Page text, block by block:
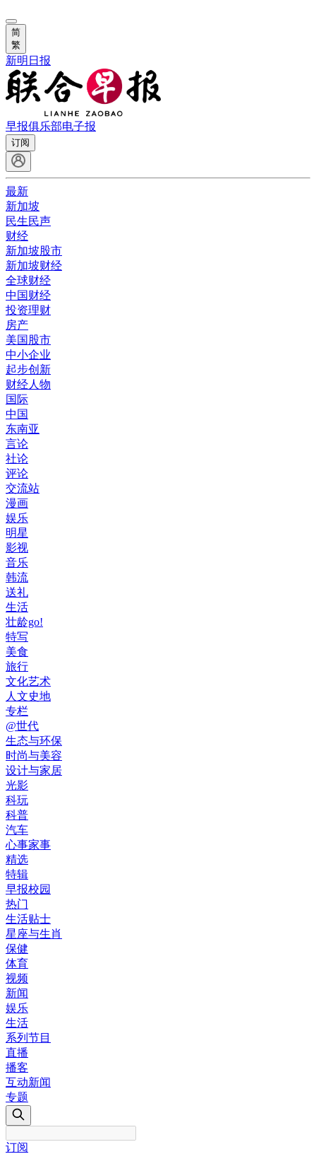
简
繁
新明日报
早报俱乐部电子报
订阅
最新
新加坡
民生民声
财经
新加坡股市
新加坡财经
全球财经
中国财经
投资理财
房产
美国股市
中小企业
起步创新
财经人物
国际
中国
东南亚
言论
社论
评论
交流站
漫画
娱乐
明星
影视
音乐
韩流
送礼
生活
壮龄go!
特写
美食
旅行
文化艺术
人文史地
专栏
@世代
生态与环保
时尚与美容
设计与家居
光影
科玩
科普
汽车
心事家事
精选
特辑
早报校园
热门
生活贴士
星座与生肖
保健
体育
视频
新闻
娱乐
生活
系列节目
直播
播客
互动新闻
专题
订阅